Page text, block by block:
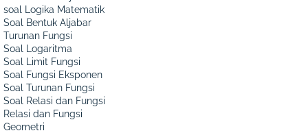
soal Logika Matematik
Soal Bentuk Aljabar
Turunan Fungsi
Soal Logaritma
Soal Limit Fungsi
Soal Fungsi Eksponen
Soal Turunan Fungsi
Soal Relasi dan Fungsi
Relasi dan Fungsi
Geometri